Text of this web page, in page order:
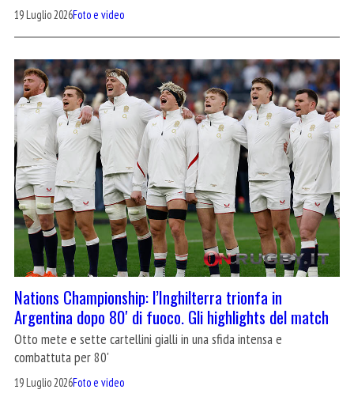
19 Luglio 2026Foto e video
Nations Championship: l’Inghilterra trionfa in
Argentina dopo 80′ di fuoco. Gli highlights del match
Otto mete e sette cartellini gialli in una sfida intensa e
combattuta per 80'
19 Luglio 2026Foto e video